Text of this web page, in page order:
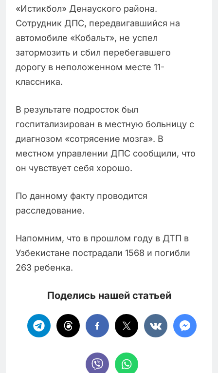
«Истикбол» Денауского района.
Сотрудник ДПС, передвигавшийся на
автомобиле «Кобальт», не успел
затормозить и сбил перебегавшего
дорогу в неположенном месте 11-
классника.
В результате подросток был
госпитализирован в местную больницу с
диагнозом «сотрясение мозга». В
местном управлении ДПС сообщили, что
он чувствует себя хорошо.
По данному факту проводится
расследование.
Напомним, что в прошлом году в ДТП в
Узбекистане пострадали 1568 и погибли
263 ребенка.
Поделись нашей статьей